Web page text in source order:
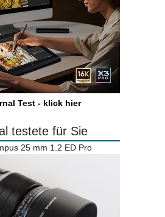
Test - klick hier
testete für Sie
25 mm 1.2 ED Pro